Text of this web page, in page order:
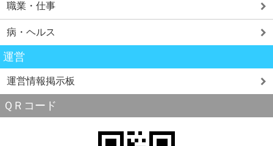
職業・仕事
病・ヘルス
運営
運営情報掲示板
ＱＲコード